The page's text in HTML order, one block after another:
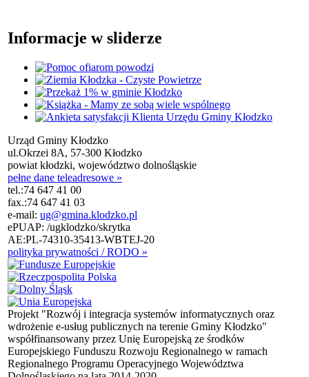
Informacje w sliderze
Urząd Gminy Kłodzko
ul.Okrzei 8A, 57-300 Kłodzko
powiat kłodzki, województwo dolnośląskie
pełne dane teleadresowe »
tel.:74 647 41 00
fax.:74 647 41 03
e-mail: ug@gmina.klodzko.pl
ePUAP: /ugklodzko/skrytka
AE:PL-74310-35413-WBTEJ-20
polityka prywatności / RODO »
Projekt "Rozwój i integracja systemów informatycznych oraz
wdrożenie e-usług publicznych na terenie Gminy Kłodzko"
współfinansowany przez Unię Europejską ze środków
Europejskiego Funduszu Rozwoju Regionalnego w ramach
Regionalnego Programu Operacyjnego Województwa